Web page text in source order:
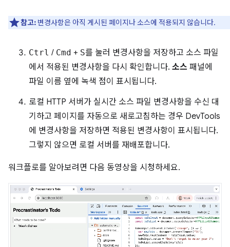
참고: 변경사항은 아직 게시된 페이지나 소스에 적용되지 않습니다.
Ctrl / Cmd + S를 눌러 변경사항을 저장하고 소스 파일
에서 적용된 변경사항을 다시 확인합니다. 소스 패널에
파일 이름 옆에 녹색 점이 표시됩니다.
로컬 HTTP 서버가 실시간 소스 파일 변경사항을 수신 대
기하고 페이지를 자동으로 새로고침하는 경우 DevTools
에 변경사항을 저장하면 적용된 변경사항이 표시됩니다.
그렇지 않으면 로컬 서버를 재배포합니다.
워크플로를 알아보려면 다음 동영상을 시청하세요.